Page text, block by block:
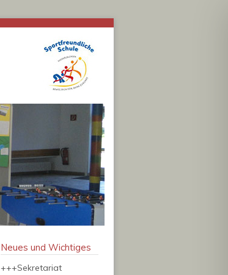
Neues und Wichtiges
+++Sekretariat